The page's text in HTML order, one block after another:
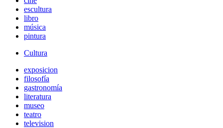
escultura
libro
música
pintura
Cultura
exposicion
filosofía
gastronomía
literatura
museo
teatro
television